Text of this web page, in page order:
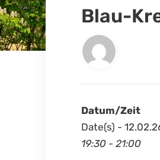
Blau-
Datum/Zeit
Date(s) -
19:30 - 21:00